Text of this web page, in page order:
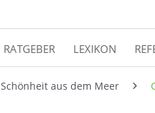
RATGEBER LEXIKON
Schönheit aus dem Meer